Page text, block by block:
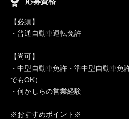
【必須】
・普通自動車運転免許
【尚可】
・中型自動車免許・準中型自動車免
でもOK）
・何かしらの営業経験
※おすすめポイント※